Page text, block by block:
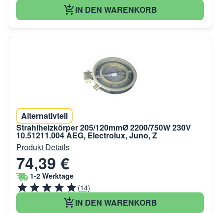
IN DEN WARENKORB
Alternativteil
Strahlheizkörper 205/120mmØ 2200/750W 230V
10.51211.004 AEG, Electrolux, Juno, Z
Produkt Details
74,39 €
1-2 Werktage
(14)
IN DEN WARENKORB